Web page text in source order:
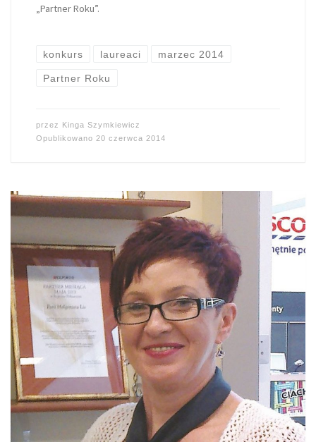
„Partner Roku”.
konkurs laureaci marzec 2014
Partner Roku
przez Kinga Szymkiewicz
Opublikowano 20 czerwca 2014